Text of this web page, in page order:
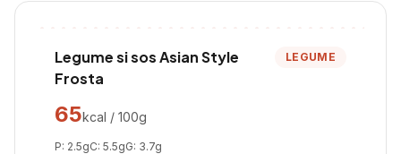
Legume si sos Asian Style
Frosta
LEGUME
65kcal / 100g
P: 2.5gC: 5.5gG: 3.7g